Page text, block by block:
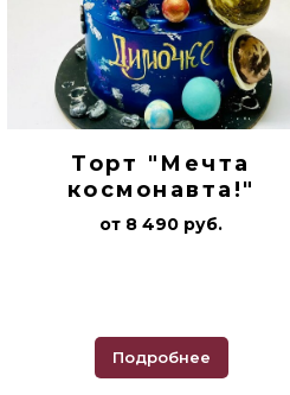
Торт "Мечта
космонавта!"
от 8 490 руб.
Подробнее